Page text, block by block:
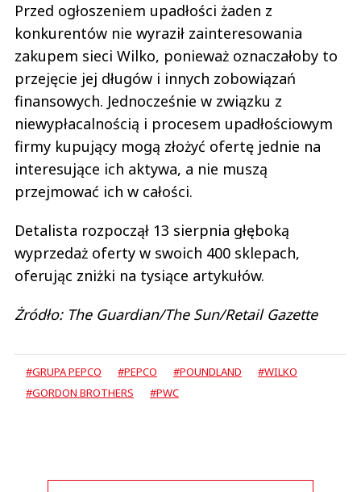
Przed ogłoszeniem upadłości żaden z
konkurentów nie wyraził zainteresowania
zakupem sieci Wilko, ponieważ oznaczałoby to
przejęcie jej długów i innych zobowiązań
finansowych. Jednocześnie w związku z
niewypłacalnością i procesem upadłościowym
firmy kupujący mogą złożyć ofertę jednie na
interesujące ich aktywa, a nie muszą
przejmować ich w całości.
Detalista rozpoczął 13 sierpnia głęboką
wyprzedaż oferty w swoich 400 sklepach,
oferując zniżki na tysiące artykułów.
Żródło: The Guardian/The Sun/Retail Gazette
#GRUPA PEPCO #PEPCO #POUNDLAND
#WILKO
#GORDON BROTHERS
#PWC